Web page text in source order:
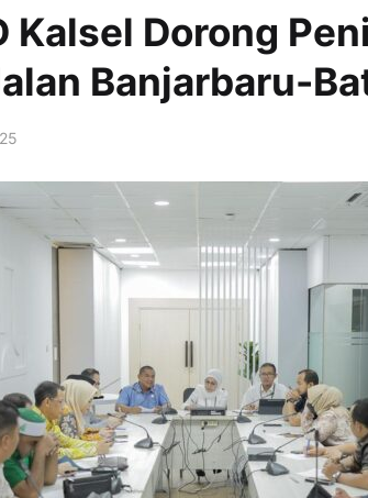
Kalsel Dorong
Banjarbaru-